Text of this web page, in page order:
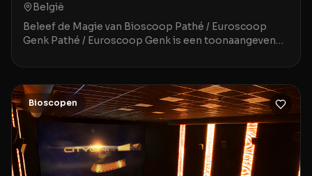
België
Beleef de Magie van Bioscoop Pathé / Euroscoop
Genk Pathé / Euroscoop Genk is een toonaangevende
Bioscopen